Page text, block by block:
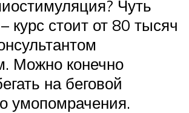
Чуть
курс стоит от 80 тысяч
Можно конечно
на беговой
умопомрачения.